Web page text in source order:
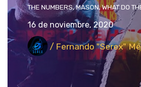
THE NUMBERS, MASON, WHAT DO
16 de noviembre, 2020
/ Fernando "Serex"